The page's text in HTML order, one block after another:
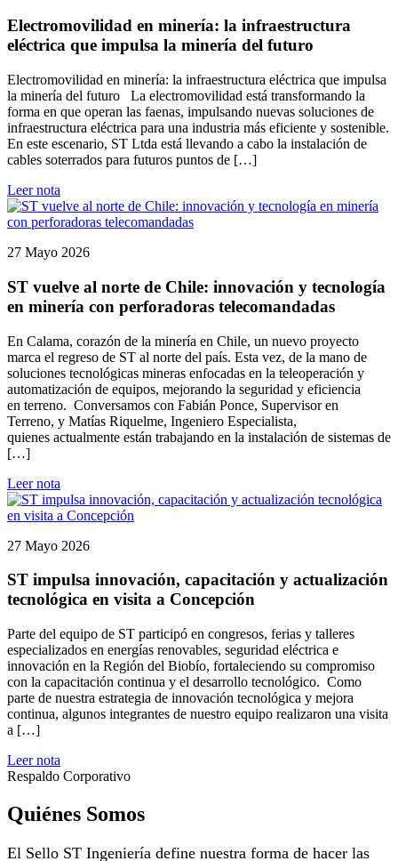
Electromovilidad en minería: la infraestructura
eléctrica que impulsa la minería del futuro
Electromovilidad en minería: la infraestructura eléctrica que impulsa
la minería del futuro La electromovilidad está transformando la
forma en que operan las faenas, impulsando nuevas soluciones de
infraestructura eléctrica para una industria más eficiente y sostenible.
En este escenario, ST Ltda está llevando a cabo la instalación de
cables soterrados para futuros puntos de […]
Leer nota
27 Mayo 2026
ST vuelve al norte de Chile: innovación y tecnología
en minería con perforadoras telecomandadas
En Calama, corazón de la minería en Chile, un nuevo proyecto
marca el regreso de ST al norte del país. Esta vez, de la mano de
soluciones tecnológicas mineras enfocadas en la teleoperación y
automatización de equipos, mejorando la seguridad y eficiencia
en terreno. Conversamos con Fabián Ponce, Supervisor en
Terreno, y Matías Riquelme, Ingeniero Especialista,
quienes actualmente están trabajando en la instalación de sistemas de
[…]
Leer nota
27 Mayo 2026
ST impulsa innovación, capacitación y actualización
tecnológica en visita a Concepción
Parte del equipo de ST participó en congresos, ferias y talleres
especializados en energías renovables, seguridad eléctrica e
innovación en la Región del Biobío, fortaleciendo su compromiso
con la capacitación continua y el desarrollo tecnológico. Como
parte de nuestra estrategia de innovación tecnológica y mejora
continua, algunos integrantes de nuestro equipo realizaron una visita
a […]
Leer nota
Respaldo Corporativo
Quiénes Somos
El Sello ST Ingeniería define nuestra forma de hacer las